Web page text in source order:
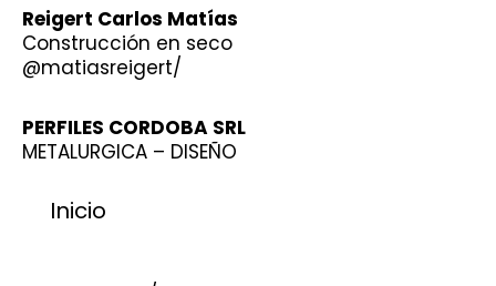
Reigert Carlos Matías
Construcción en seco
@matiasreigert/
PERFILES CORDOBA SRL
METALURGICA – DISEÑO
Inicio